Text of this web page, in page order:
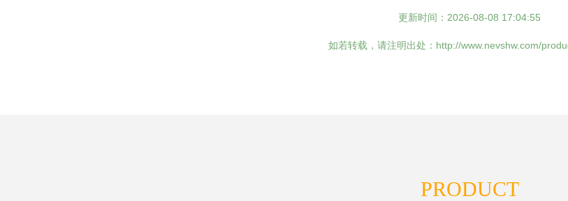
更新时间：2026-08-08 17:04:55
如若转载，请注明出处：http://www.nevshw.com/
PRODUCT